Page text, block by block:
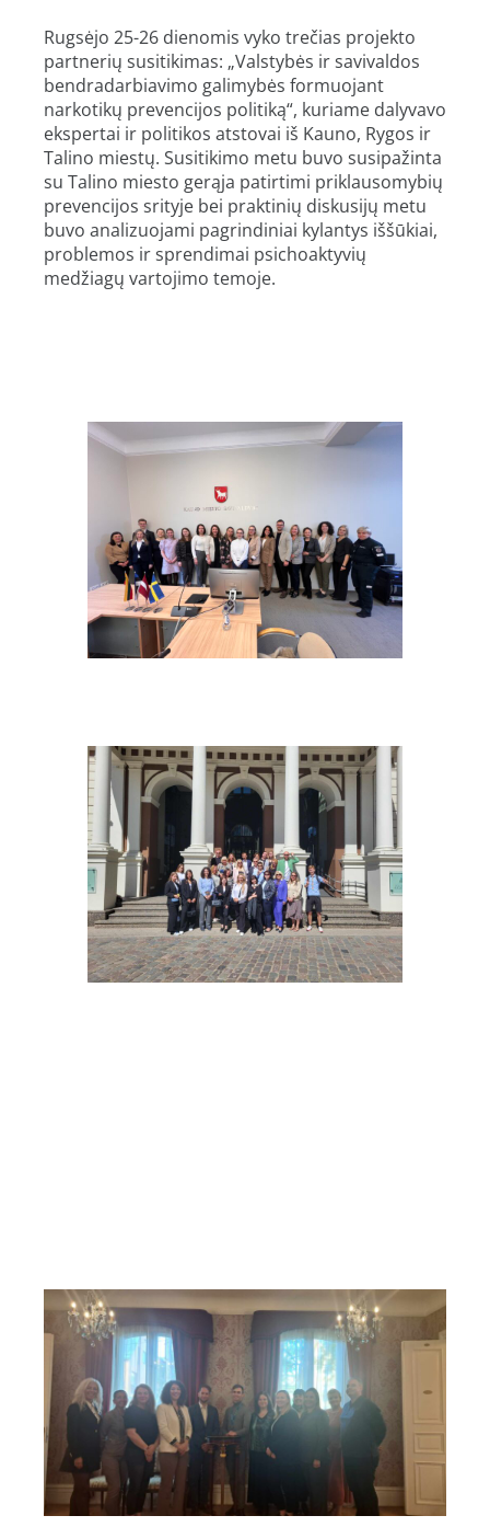
Rugsėjo 25-26 dienomis vyko trečias projekto
partnerių susitikimas: „Valstybės ir savivaldos
bendradarbiavimo galimybės formuojant
narkotikų prevencijos politiką“, kuriame dalyvavo
ekspertai ir politikos atstovai iš Kauno, Rygos ir
Talino miestų. Susitikimo metu buvo susipažinta
su Talino miesto gerąja patirtimi priklausomybių
prevencijos srityje bei praktinių diskusijų metu
buvo analizuojami pagrindiniai kylantys iššūkiai,
problemos ir sprendimai psichoaktyvių
medžiagų vartojimo temoje.